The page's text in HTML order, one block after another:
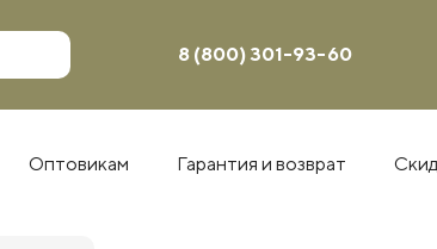
8 (800) 301-93-60
Оптовикам Гарантия и возврат